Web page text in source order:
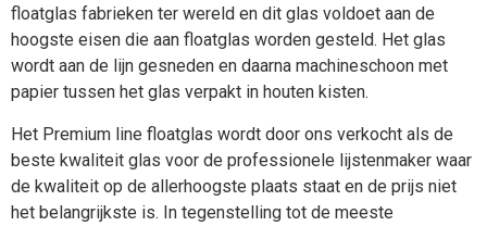
floatglas fabrieken ter wereld en dit glas voldoet aan de
hoogste eisen die aan floatglas worden gesteld. Het glas
wordt aan de lijn gesneden en daarna machineschoon met
papier tussen het glas verpakt in houten kisten.
Het Premium line floatglas wordt door ons verkocht als de
beste kwaliteit glas voor de professionele lijstenmaker waar
de kwaliteit op de allerhoogste plaats staat en de prijs niet
het belangrijkste is. In tegenstelling tot de meeste